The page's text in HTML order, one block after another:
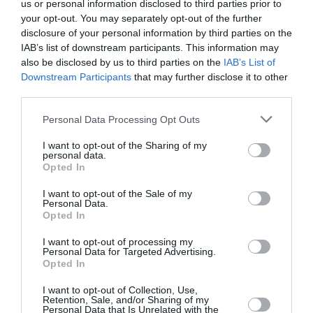
us or personal information disclosed to third parties prior to
your opt-out. You may separately opt-out of the further
disclosure of your personal information by third parties on the
IAB’s list of downstream participants. This information may
also be disclosed by us to third parties on the IAB’s List of
Downstream Participants that may further disclose it to other
Personal Data Processing Opt Outs
I want to opt-out of the Sharing of my
personal data.
Opted In
I want to opt-out of the Sale of my
Personal Data.
Opted In
I want to opt-out of processing my
Personal Data for Targeted Advertising.
Opted In
I want to opt-out of Collection, Use,
Retention, Sale, and/or Sharing of my
Personal Data that Is Unrelated with the
12€
Πληροφορίες / Κρατήσεις:
Τηλ.: 690 6418034 & 6944 610061
μάθετε πρώτοι όλες τις ειδήσεις
Δείτε όλα τατελευταία νέαγια την Τέχνη και τον
Πολιτισμό στο
Νέοι Διαγωνισμοί
Tags
POP - ROCK - ALTERNATIVE
ΣΥΝΑΥΛΙΕΣ 2022